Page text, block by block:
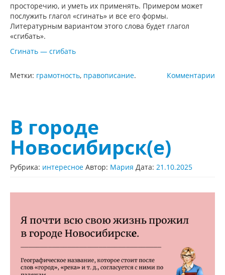
просторечию, и уметь их применять. Примером может
послужить глагол «сгинать» и все его формы.
Литературным вариантом этого слова будет глагол
«сгибать».
Сгинать — сгибать
Комментарии
Метки: грамотность, правописание.
В городе
Новосибирск(е)
Рубрика: интересное Автор: Мария Дата: 21.10.2025